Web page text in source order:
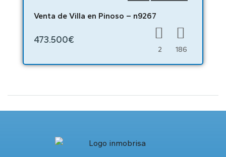
Venta de Villa en Pinoso – n9267
473.500€
2 186